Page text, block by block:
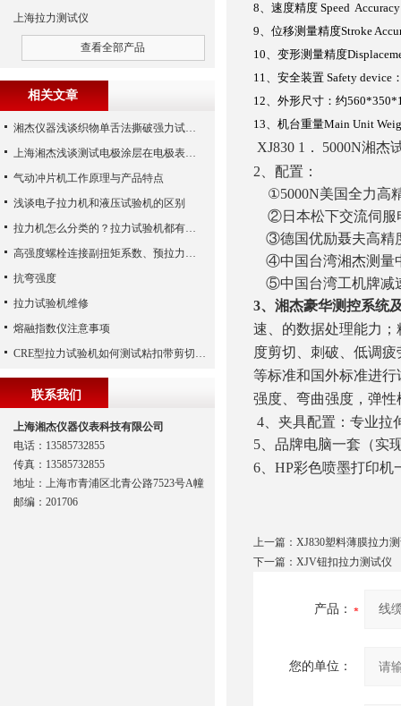
8、速度精度Speed Accuracy
9、位移测量精度Stroke
10、变形测量精度
11、安全装置Safety device
12、外形尺寸：约
13、机台重量Main Unit
XJ830 1 ． 5000N湘杰
2 、配置：
①5000N美国全力高
②日本松下交流伺服
③德国优励聂夫高精
④中国台湾湘杰测量
⑤中国台湾工机牌减
3、湘杰豪华测控系统
速、的数据处理能力
度剪切、刺破、低调
等标准和国外标准进
强度、弯曲强度，弹
4、夹具配置：专业拉
5、品牌电脑一套（实
6、HP彩色喷墨打印机
上一篇： XJ830塑料薄膜拉力
下一篇： XJV钮扣拉力测试仪
产品：
您的单位：
上海拉力测试仪
查看全部产品
相关文章
湘杰仪器浅谈织物单舌法撕破强力试验方法
上海湘杰浅谈测试电极涂层在电极表面的附着牢度
气动冲片机工作原理与产品特点
浅谈电子拉力机和液压试验机的区别
拉力机怎么分类的？拉力试验机都有哪些类型？
高强度螺栓连接副扭矩系数、预拉力、抗滑移系数检测细则
抗弯强度
拉力试验机维修
熔融指数仪注意事项
CRE型拉力试验机如何测试粘扣带剪切强度
联系我们
上海湘杰仪器仪表科技有限公司
电话：13585732855
传真：13585732855
地址：上海市青浦区北青公路7523号A幢
邮编：201706